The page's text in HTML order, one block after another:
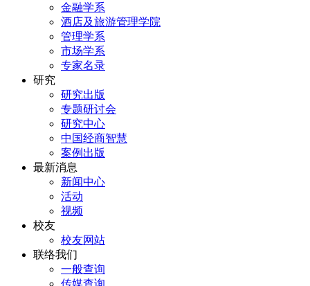
金融学系
酒店及旅游管理学院
管理学系
市场学系
专家名录
研究
研究出版
专题研讨会
研究中心
中国经商智慧
案例出版
最新消息
新闻中心
活动
视频
校友
校友网站
联络我们
一般查询